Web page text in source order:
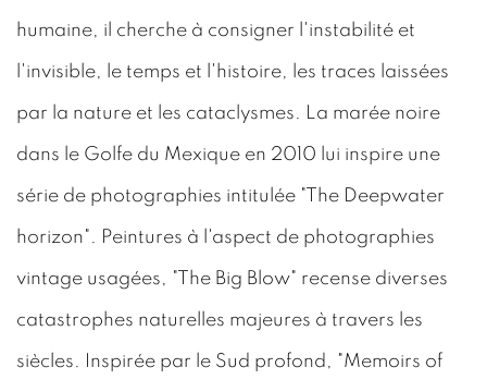
humaine, il cherche à consigner l'instabilité et
l'invisible, le temps et l'histoire, les traces laissées
par la nature et les cataclysmes. La marée noire
dans le Golfe du Mexique en 2010 lui inspire une
série de photographies intitulée "The Deepwater
horizon". Peintures à l'aspect de photographies
vintage usagées, "The Big Blow" recense diverses
catastrophes naturelles majeures à travers les
siècles. Inspirée par le Sud profond, "Memoirs of